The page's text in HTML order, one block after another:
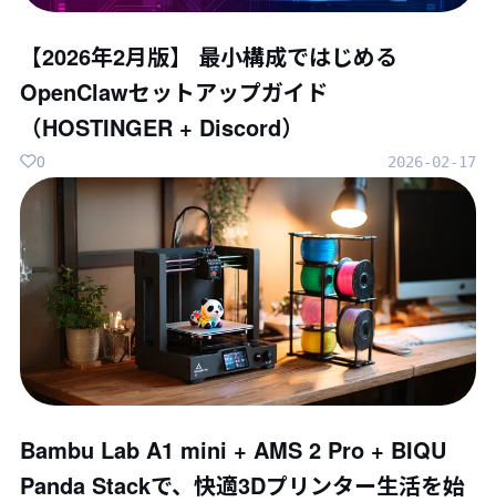
【2026年2月版】 最小構成ではじめる
OpenClawセットアップガイド
（HOSTINGER + Discord）
2026-02-17
0
Bambu Lab A1 mini + AMS 2 Pro + BIQU
Panda Stackで、快適3Dプリンター生活を始